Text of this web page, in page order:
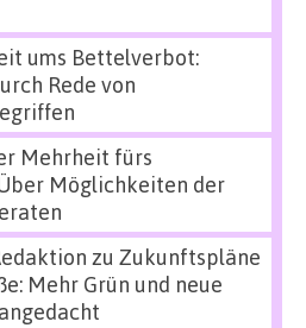
ums Bettelverbot:
Rede von
Mehrheit fürs
Möglichkeiten der
zu Zukunftspläne
Mehr Grün und neue